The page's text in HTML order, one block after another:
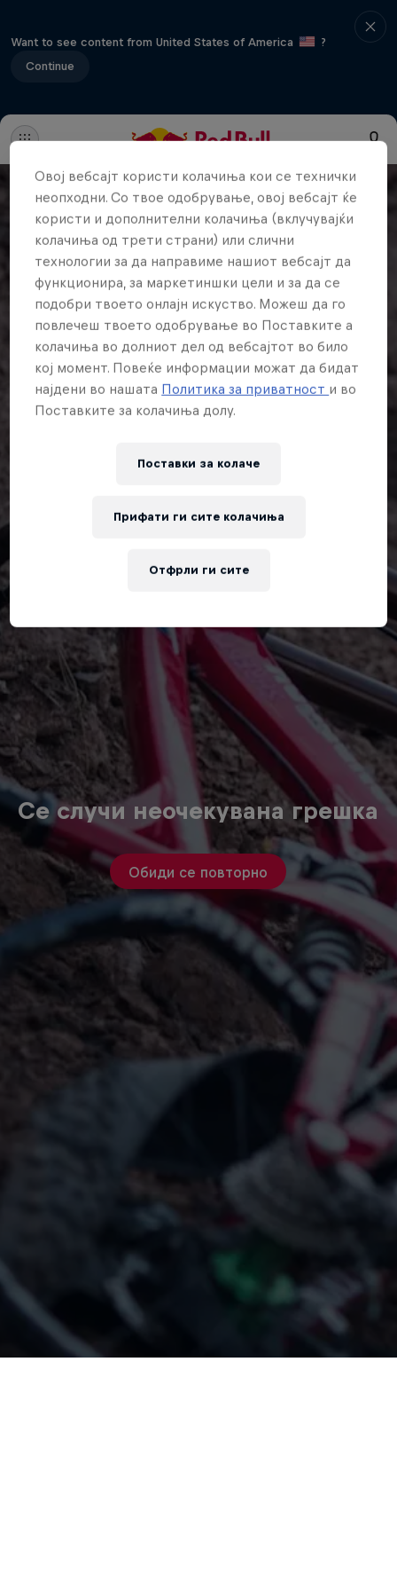
Want to see content from United States of America
?
Continue
Се случи неочекувана грешка
Обиди се повторно
Овој вебсајт користи колачиња кои се технички
неопходни. Со твое одобрување, овој вебсајт ќе
користи и дополнителни колачиња (вклучувајќи
колачиња од трети страни) или слични
технологии за да направиме нашиот вебсајт да
функционира, за маркетиншки цели и за да се
подобри твоето онлајн искуство. Можеш да го
повлечеш твоето одобрување во Поставките а
колачиња во долниот дел од вебсајтот во било
кој момент. Повеќе информации можат да бидат
најдени во нашата Политика за приватност и во
Поставките за колачиња долу.
Поставки за колачe
Отфрли ги сите
Прифати ги сите колачиња